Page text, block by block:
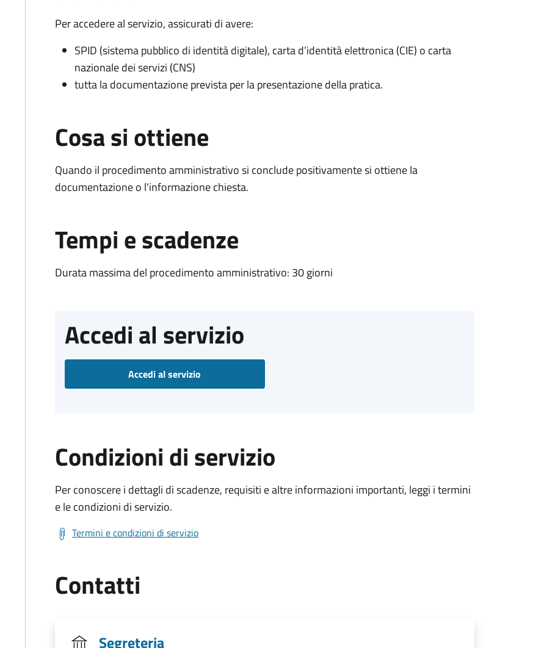
Per accedere al servizio, assicurati di avere:
SPID (sistema pubblico di identità digitale), carta d’identità elettronica (CIE) o carta
nazionale dei servizi (CNS)
tutta la documentazione prevista per la presentazione della pratica.
Cosa si ottiene
Quando il procedimento amministrativo si conclude positivamente si ottiene la
documentazione o l'informazione chiesta.
Tempi e scadenze
Durata massima del procedimento amministrativo: 30 giorni
Accedi al servizio
Accedi al servizio
Condizioni di servizio
Per conoscere i dettagli di scadenze, requisiti e altre informazioni importanti, leggi i termini
e le condizioni di servizio.
Termini e condizioni di servizio
Contatti
Segreteria